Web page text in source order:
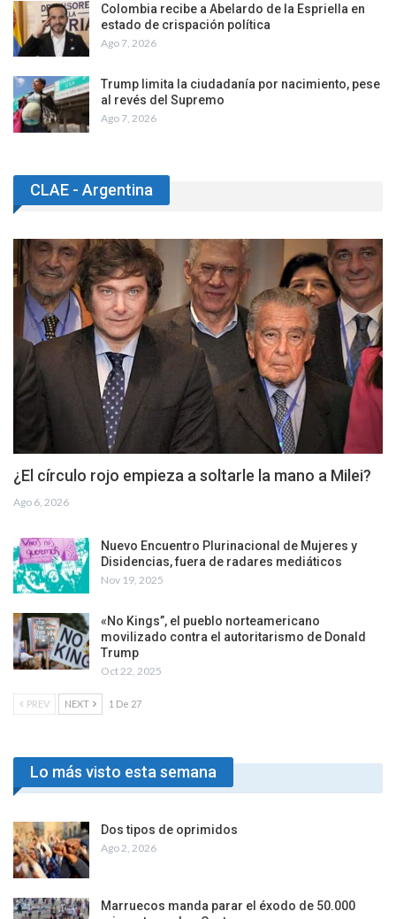
Colombia recibe a Abelardo de la Espriella en
estado de crispación política
Ago 7, 2026
Trump limita la ciudadanía por nacimiento, pese
al revés del Supremo
Ago 7, 2026
CLAE - Argentina
¿El círculo rojo empieza a soltarle la mano a Milei?
Ago 6, 2026
Nuevo Encuentro Plurinacional de Mujeres y
Disidencias, fuera de radares mediáticos
Nov 19, 2025
«No Kings”, el pueblo norteamericano
movilizado contra el autoritarismo de Donald
Trump
Oct 22, 2025
PREV NEXT 1 De 27
Lo más visto esta semana
Dos tipos de oprimidos
Ago 2, 2026
Marruecos manda parar el éxodo de 50.000